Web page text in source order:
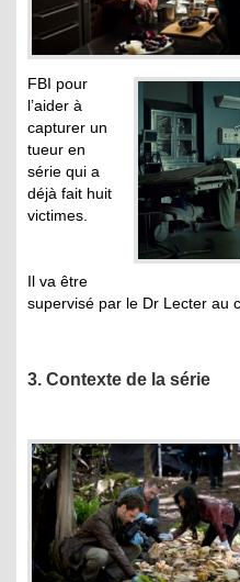
FBI pour
l’aider à
capturer un
tueur en
série qui a
déjà fait huit
victimes.
Il va être
supervisé par le Dr Lecter au
3. Contexte de la série